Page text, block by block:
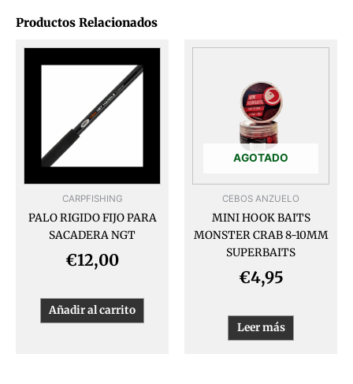
Productos Relacionados
CARPFISHING
PALO RIGIDO FIJO PARA
SACADERA NGT
€12,00
Añadir al carrito
AGOTADO
CEBOS ANZUELO
MINI HOOK BAITS
MONSTER CRAB 8-10MM
SUPERBAITS
€4,95
Leer más